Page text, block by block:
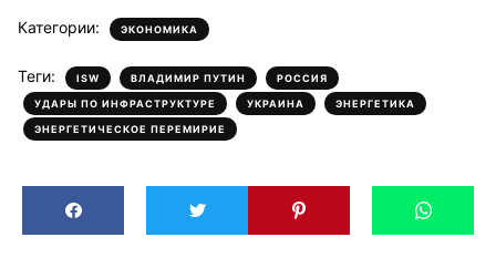
Категории: ЭКОНОМИКА
Теги: ISW , ВЛАДИМИР ПУТИН , РОССИЯ ,
УДАРЫ ПО ИНФРАСТРУКТУРЕ , УКРАИНА , ЭНЕРГЕТИКА ,
ЭНЕРГЕТИЧЕСКОЕ ПЕРЕМИРИЕ